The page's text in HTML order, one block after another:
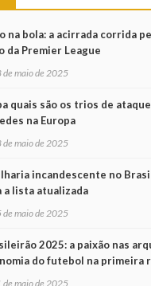
na bola: a acirrada corrida
da Premier League
de maio de 2025
quais são os trios de
na Europa
de maio de 2025
incandescente no
a lista atualizada
de maio de 2025
2025: a paixão nas
do futebol na primeira
de maio de 2025